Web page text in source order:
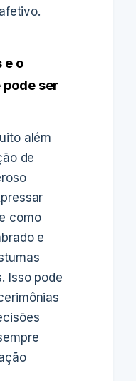
e o
ser
além
de
como
e
Isso pode